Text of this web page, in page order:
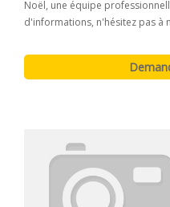
Noël, une équipe
d'informations, n'hésitez pas à